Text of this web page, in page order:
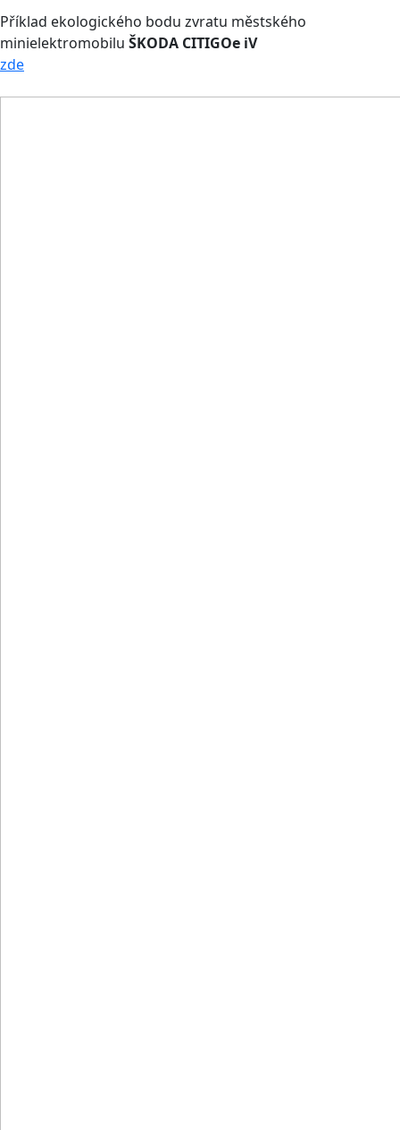
Příklad ekologického bodu zvratu městského
minielektromobilu ŠKODA CITIGOe iV
zde